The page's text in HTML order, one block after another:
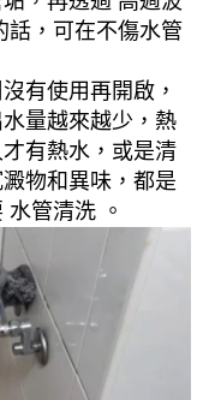
話，可在不傷水管
有使用再開啟，
量越來越少，熱
有熱水，或是清
物和異味，都是
管清洗 。